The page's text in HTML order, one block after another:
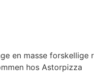
en masse
hos Astorpizza